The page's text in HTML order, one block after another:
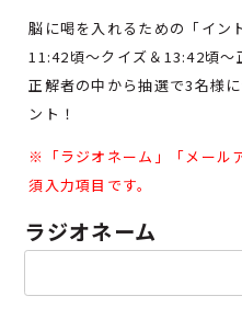
脳に喝を入れるための「イン
11:42頃～クイズ＆13:42頃～
正解者の中から抽選で3名様
ント！
※「ラジオネーム」「 メール
須入力項目です。
ラジオネーム